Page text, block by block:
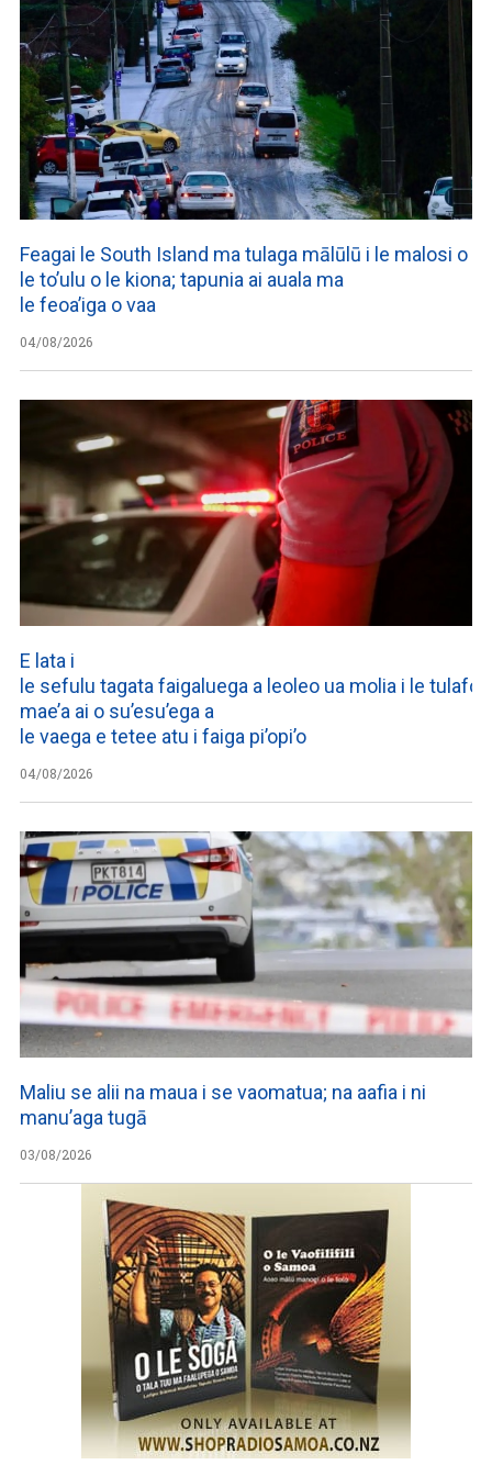
Feagai le South Island ma tulaga mālūlū i le malosi o
le to’ulu o le kiona; tapunia ai auala ma
le feoa’iga o vaa
04/08/2026
E lata i
le sefulu tagata faigaluega a leoleo ua molia i le
mae’a ai o su’esu’ega a
le vaega e tetee atu i faiga pi’opi’o
04/08/2026
Maliu se alii na maua i se vaomatua; na aafia i ni
manu’aga tugā
03/08/2026